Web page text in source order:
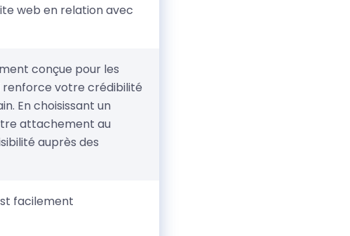
web en relation avec
conçue pour les
renforce votre crédibilité
En choisissant un
attachement au
auprès des
facilement